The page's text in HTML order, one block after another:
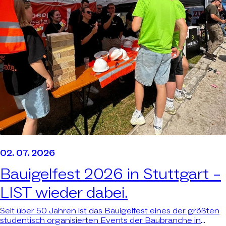
02. 07. 2026
Bauigelfest 2026 in Stuttgart –
LIST wieder dabei.
Seit über 50 Jahren ist das Bauigelfest eines der größten
studentisch organisierten Events der Baubranche in